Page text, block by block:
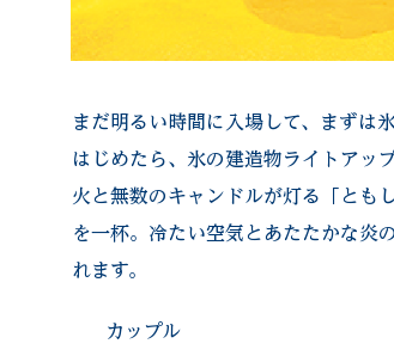
まだ明るい時間に入場して、まずは
はじめたら、氷の建造物ライトアッ
火と無数のキャンドルが灯る「とも
を一杯。冷たい空気とあたたかな炎
れます。
カップル